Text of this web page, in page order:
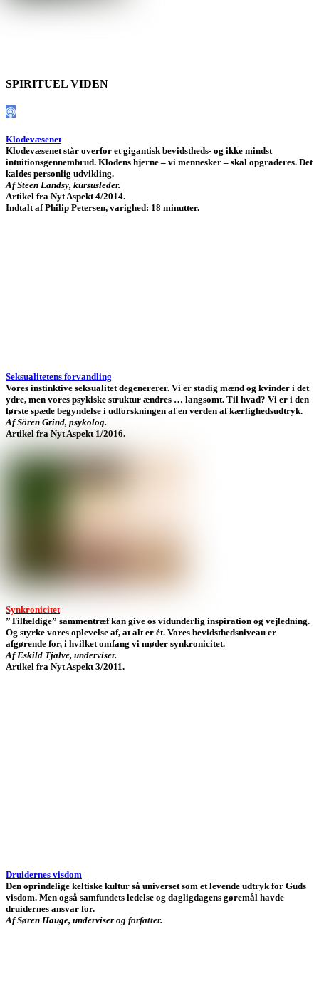
SPIRITUEL VIDEN
Klodevæsenet
Klodevæsenet står overfor et gigantisk bevidstheds- og ikke mindst
intuitionsgennembrud. Klodens hjerne – vi mennesker – skal opgraderes. Det
kaldes personlig udvikling.
Af Steen Landsy, kursusleder.
Artikel fra Nyt Aspekt 4/2014.
Indtalt af Philip Petersen, varighed: 18 minutter.
Seksualitetens forvandling
Vores instinktive seksualitet degenererer. Vi er stadig mænd og kvinder i det
ydre, men vores psykiske struktur ændres … langsomt. Til hvad? Vi er i den
første spæde begyndelse i udforskningen af en verden af kærlighedsudtryk.
Af Sören Grind, psykolog.
Artikel fra Nyt Aspekt 1/2016.
Synkronicitet
”Tilfældige” sammentræf kan give os vidunderlig inspiration og vejledning.
Og styrke vores oplevelse af, at alt er ét. Vores bevidsthedsniveau er
afgørende for, i hvilket omfang vi møder synkronicitet.
Af Eskild Tjalve, underviser.
Artikel fra Nyt Aspekt 3/2011.
Druidernes visdom
Den oprindelige keltiske kultur så universet som et levende udtryk for Guds
visdom. Men også samfundets ledelse og dagligdagens gøremål havde
druidernes ansvar for.
Af Søren Hauge, underviser og forfatter.